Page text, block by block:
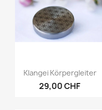
Vorschau
Klangei Körpergleiter
29,00 CHF